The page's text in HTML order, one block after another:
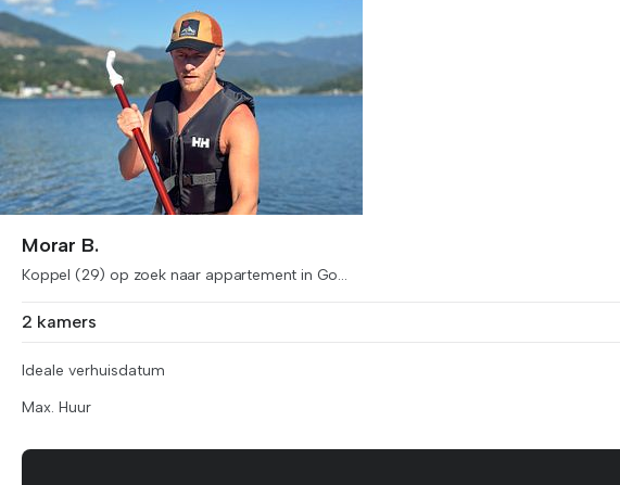
Morar B.
Koppel (29) op zoek naar appartement in Go...
2 kamers
Ideale verhuisdatum
Max. Huur